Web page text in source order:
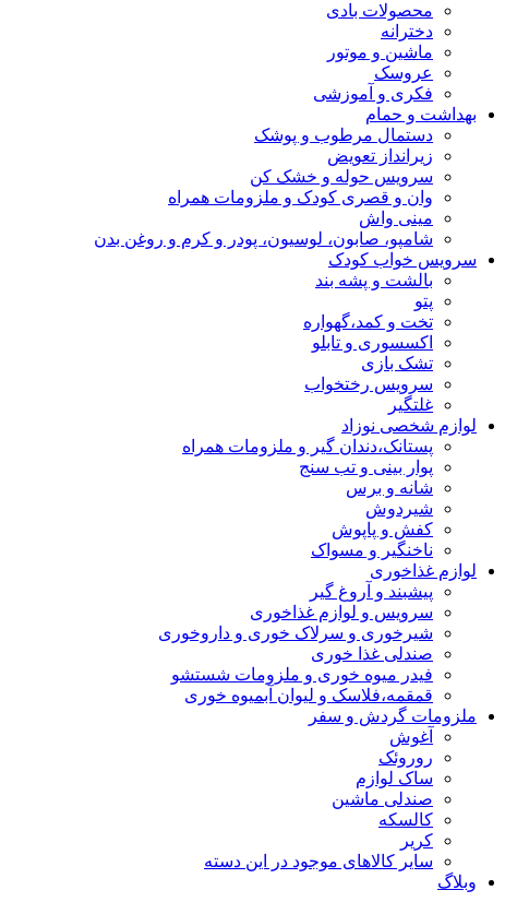
محصولات بادی
دخترانه
ماشین و موتور
عروسک
فکری و آموزشی
بهداشت و حمام
دستمال مرطوب و پوشک
زیرانداز تعویض
سرویس حوله و خشک کن
وان و قصری کودک و ملزومات همراه
مینی واش
شامپو، صابون، لوسیون، پودر و کرم و روغن بدن
سرویس خواب کودک
بالشت و پشه بند
پتو
تخت و کمد،گهواره
اکسسوری و تابلو
تشک بازی
سرویس رختخواب
غلتگیر
لوازم شخصی نوزاد
پستانک،دندان گیر و ملزومات همراه
پوار بینی و تب سنج
شانه و برس
شیردوش
کفش و پاپوش
ناخنگیر و مسواک
لوازم غذاخوری
پیشبند و آروغ گیر
سرویس و لوازم غذاخوری
شیرخوری و سرلاک خوری و داروخوری
صندلی غذا خوری
فیدر میوه خوری و ملزومات شستشو
قمقمه،فلاسک و لیوان آبمیوه خوری
ملزومات گردش و سفر
آغوش
روروئک
ساک لوازم
صندلی ماشین
کالسکه
کریر
سایر کالاهای موجود در این دسته
وبلاگ